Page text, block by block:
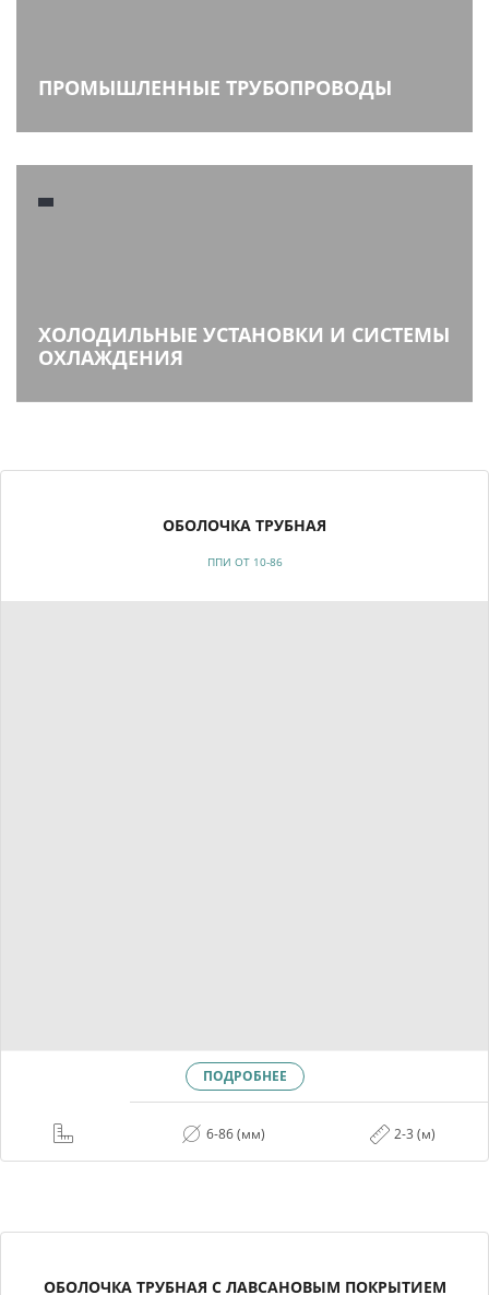
ПРОМЫШЛЕННЫЕ ТРУБОПРОВОДЫ
ХОЛОДИЛЬНЫЕ УСТАНОВКИ И СИСТЕМЫ
ОХЛАЖДЕНИЯ
ОБОЛОЧКА ТРУБНАЯ
ППИ ОТ 10-86
ПОДРОБНЕЕ
6-86 (мм) 2-3 (м)
ОБОЛОЧКА ТРУБНАЯ С ЛАВСАНОВЫМ ПОКРЫТИЕМ